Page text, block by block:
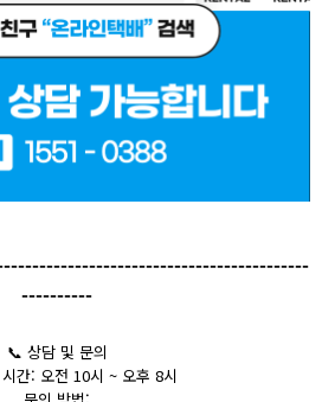
----------
📞 상담 및 문의
간: 오전 10시 ~ 오후 8시